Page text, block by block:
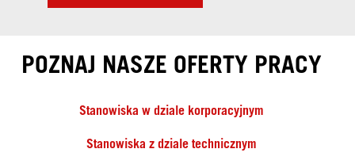
POZNAJ NASZE OFERTY PRACY
Stanowiska w dziale korporacyjnym
Stanowiska z dziale technicznym